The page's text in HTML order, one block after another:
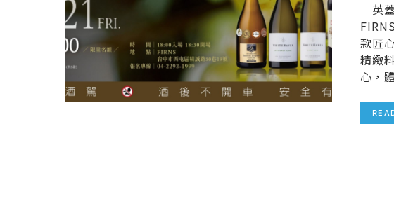
英
款匠
精緻
心，